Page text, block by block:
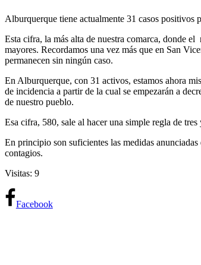
Alburquerque tiene actualmente 31 casos
Esta cifra, la más alta de nuestra comarca, donde
mayores. Recordamos una vez más que en San
permanecen sin ningún caso.
En Alburquerque, con 31 activos, estamos ahora
de incidencia a partir de la cual se empezarán a
de nuestro pueblo.
Esa cifra, 580, sale al hacer una simple regla de
En principio son suficientes las medidas
contagios.
Visitas: 9
Facebook